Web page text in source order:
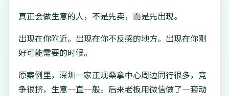
真正会做生意的人，不是先卖，而是先出现。
出现在你附近。出现在你不反感的地方。出现在你刚
好可能需要的时候。
原案例里，深圳一家正规桑拿中心周边同行很多，竞
争很挤，生意一直一般。后来老板用微信做了一套动